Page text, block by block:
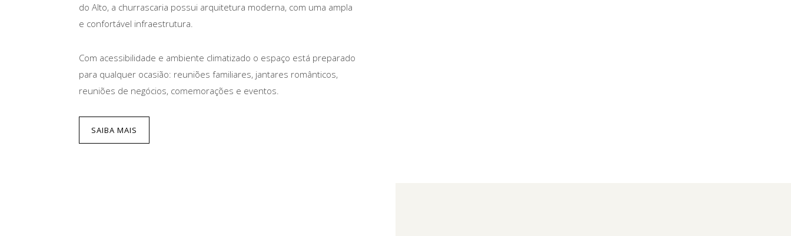
do Alto, a churrascaria possui arquitetura moderna, com uma ampla
e confortável infraestrutura.
Com acessibilidade e ambiente climatizado o espaço está preparado
para qualquer ocasião: reuniões familiares, jantares românticos,
reuniões de negócios, comemorações e eventos.
SAIBA MAIS